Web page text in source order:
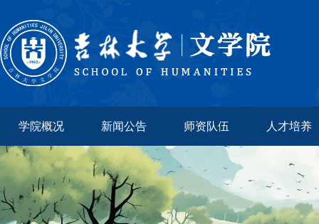
学院概况 新闻公告 师资队伍 人才培养